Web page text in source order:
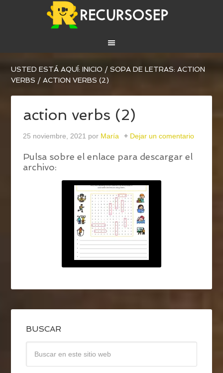
USTED ESTÁ AQUÍ:INICIO / SOPA DE LETRAS: ACTION
VERBS / ACTION VERBS (2)
action verbs (2)
25 noviembre, 2021 por María Dejar un comentario
Pulsa sobre el enlace para descargar el
archivo:
BUSCAR